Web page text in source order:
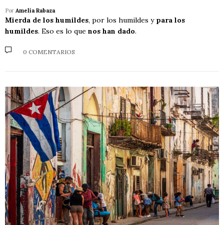
Por Amelia Rabaza
Mierda de los humildes, por los humildes y para los
humildes. Eso es lo que nos han dado.
0 COMENTARIOS